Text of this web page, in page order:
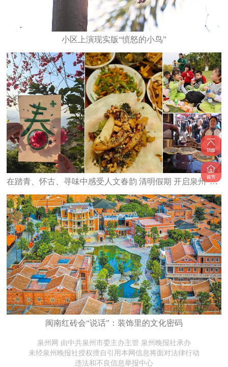
小区上演现实版“愤怒的小鸟”
在踏青、怀古、寻味中感受人文春韵 清明假期 开启泉州“轻旅行”
闽南红砖会“说话”：装饰里的文化密码
泉州网 由中共泉州市委主办主管 泉州晚报社承办
未经泉州晚报社授权擅自引用本网信息将面对法律行动
违法和不良信息举报中心